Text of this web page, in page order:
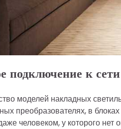
подключение к сети
моделей накладных
преобразователях, в
человеком, у которого нет